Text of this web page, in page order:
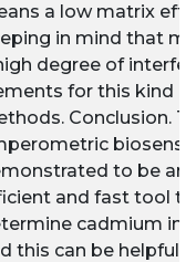
a low matrix
in mind that
degree of
for this kind of
Conclusion.
to be an
and fast tool to
cadmium in
this can be helpful